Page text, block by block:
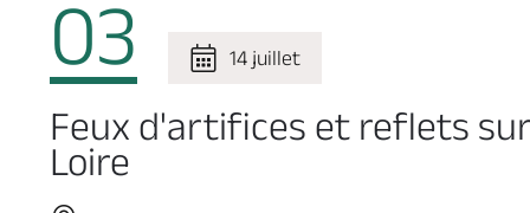
03 14 juillet
Feux d'artifices et reflets
Loire